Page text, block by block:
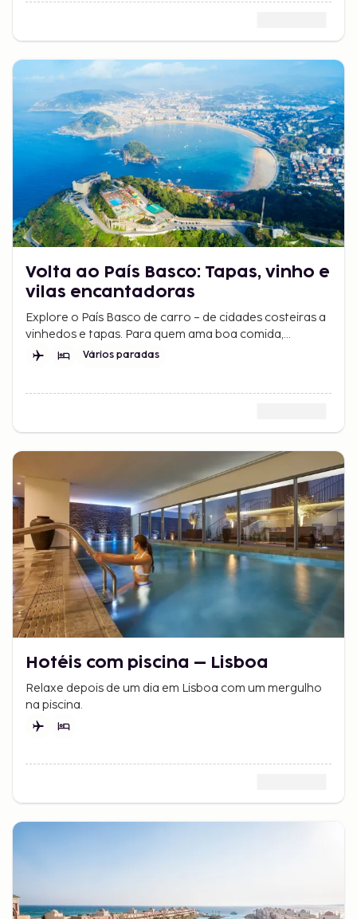
Volta ao País Basco: Tapas, vinho e
vilas encantadoras
Explore o País Basco de carro – de cidades costeiras a
vinhedos e tapas. Para quem ama boa comida,
paisagens lindas e novas experiências.
Vários paradas
Hotéis com piscina – Lisboa
Relaxe depois de um dia em Lisboa com um mergulho
na piscina.